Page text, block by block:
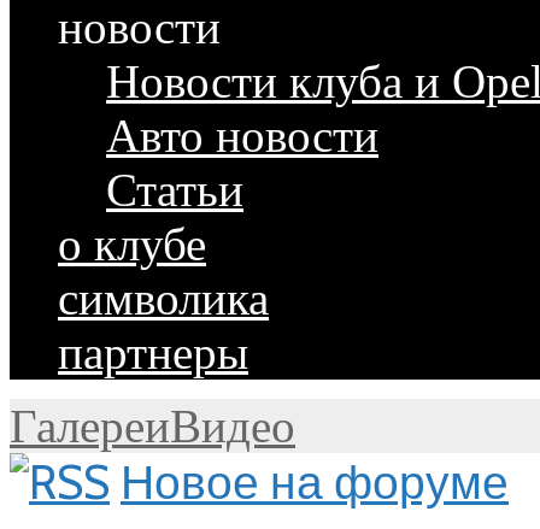
новости
Новости клуба и
Авто новости
Статьи
о клубе
символика
партнеры
ГалереиВидео
Новое на форуме